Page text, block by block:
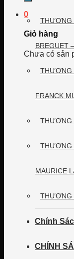
0
Giỏ hàng
Chưa có sản
THƯƠNG
BREGUET
THƯƠNG
FRANCK
THƯƠNG
THƯƠNG
MAURICE
THƯƠNG
Chính
CHÍNH